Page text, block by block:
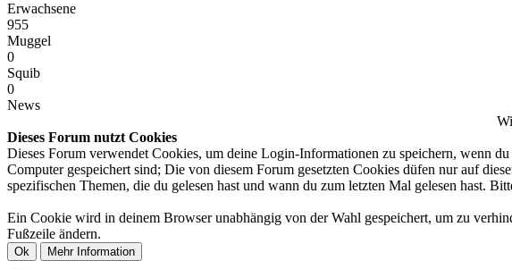
Erwachsene
955
Muggel
0
Squib
0
News
Dieses Forum nutzt Cookies
Dieses Forum verwendet Cookies, um deine Login-Informationen zu speichern, wenn
Computer gespeichert sind; Die von diesem Forum gesetzten Cookies düfen nur auf
spezifischen Themen, die du gelesen hast und wann du zum letzten Mal gelesen hast.
Ein Cookie wird in deinem Browser unabhängig von der Wahl gespeichert, um zu
Fußzeile ändern.